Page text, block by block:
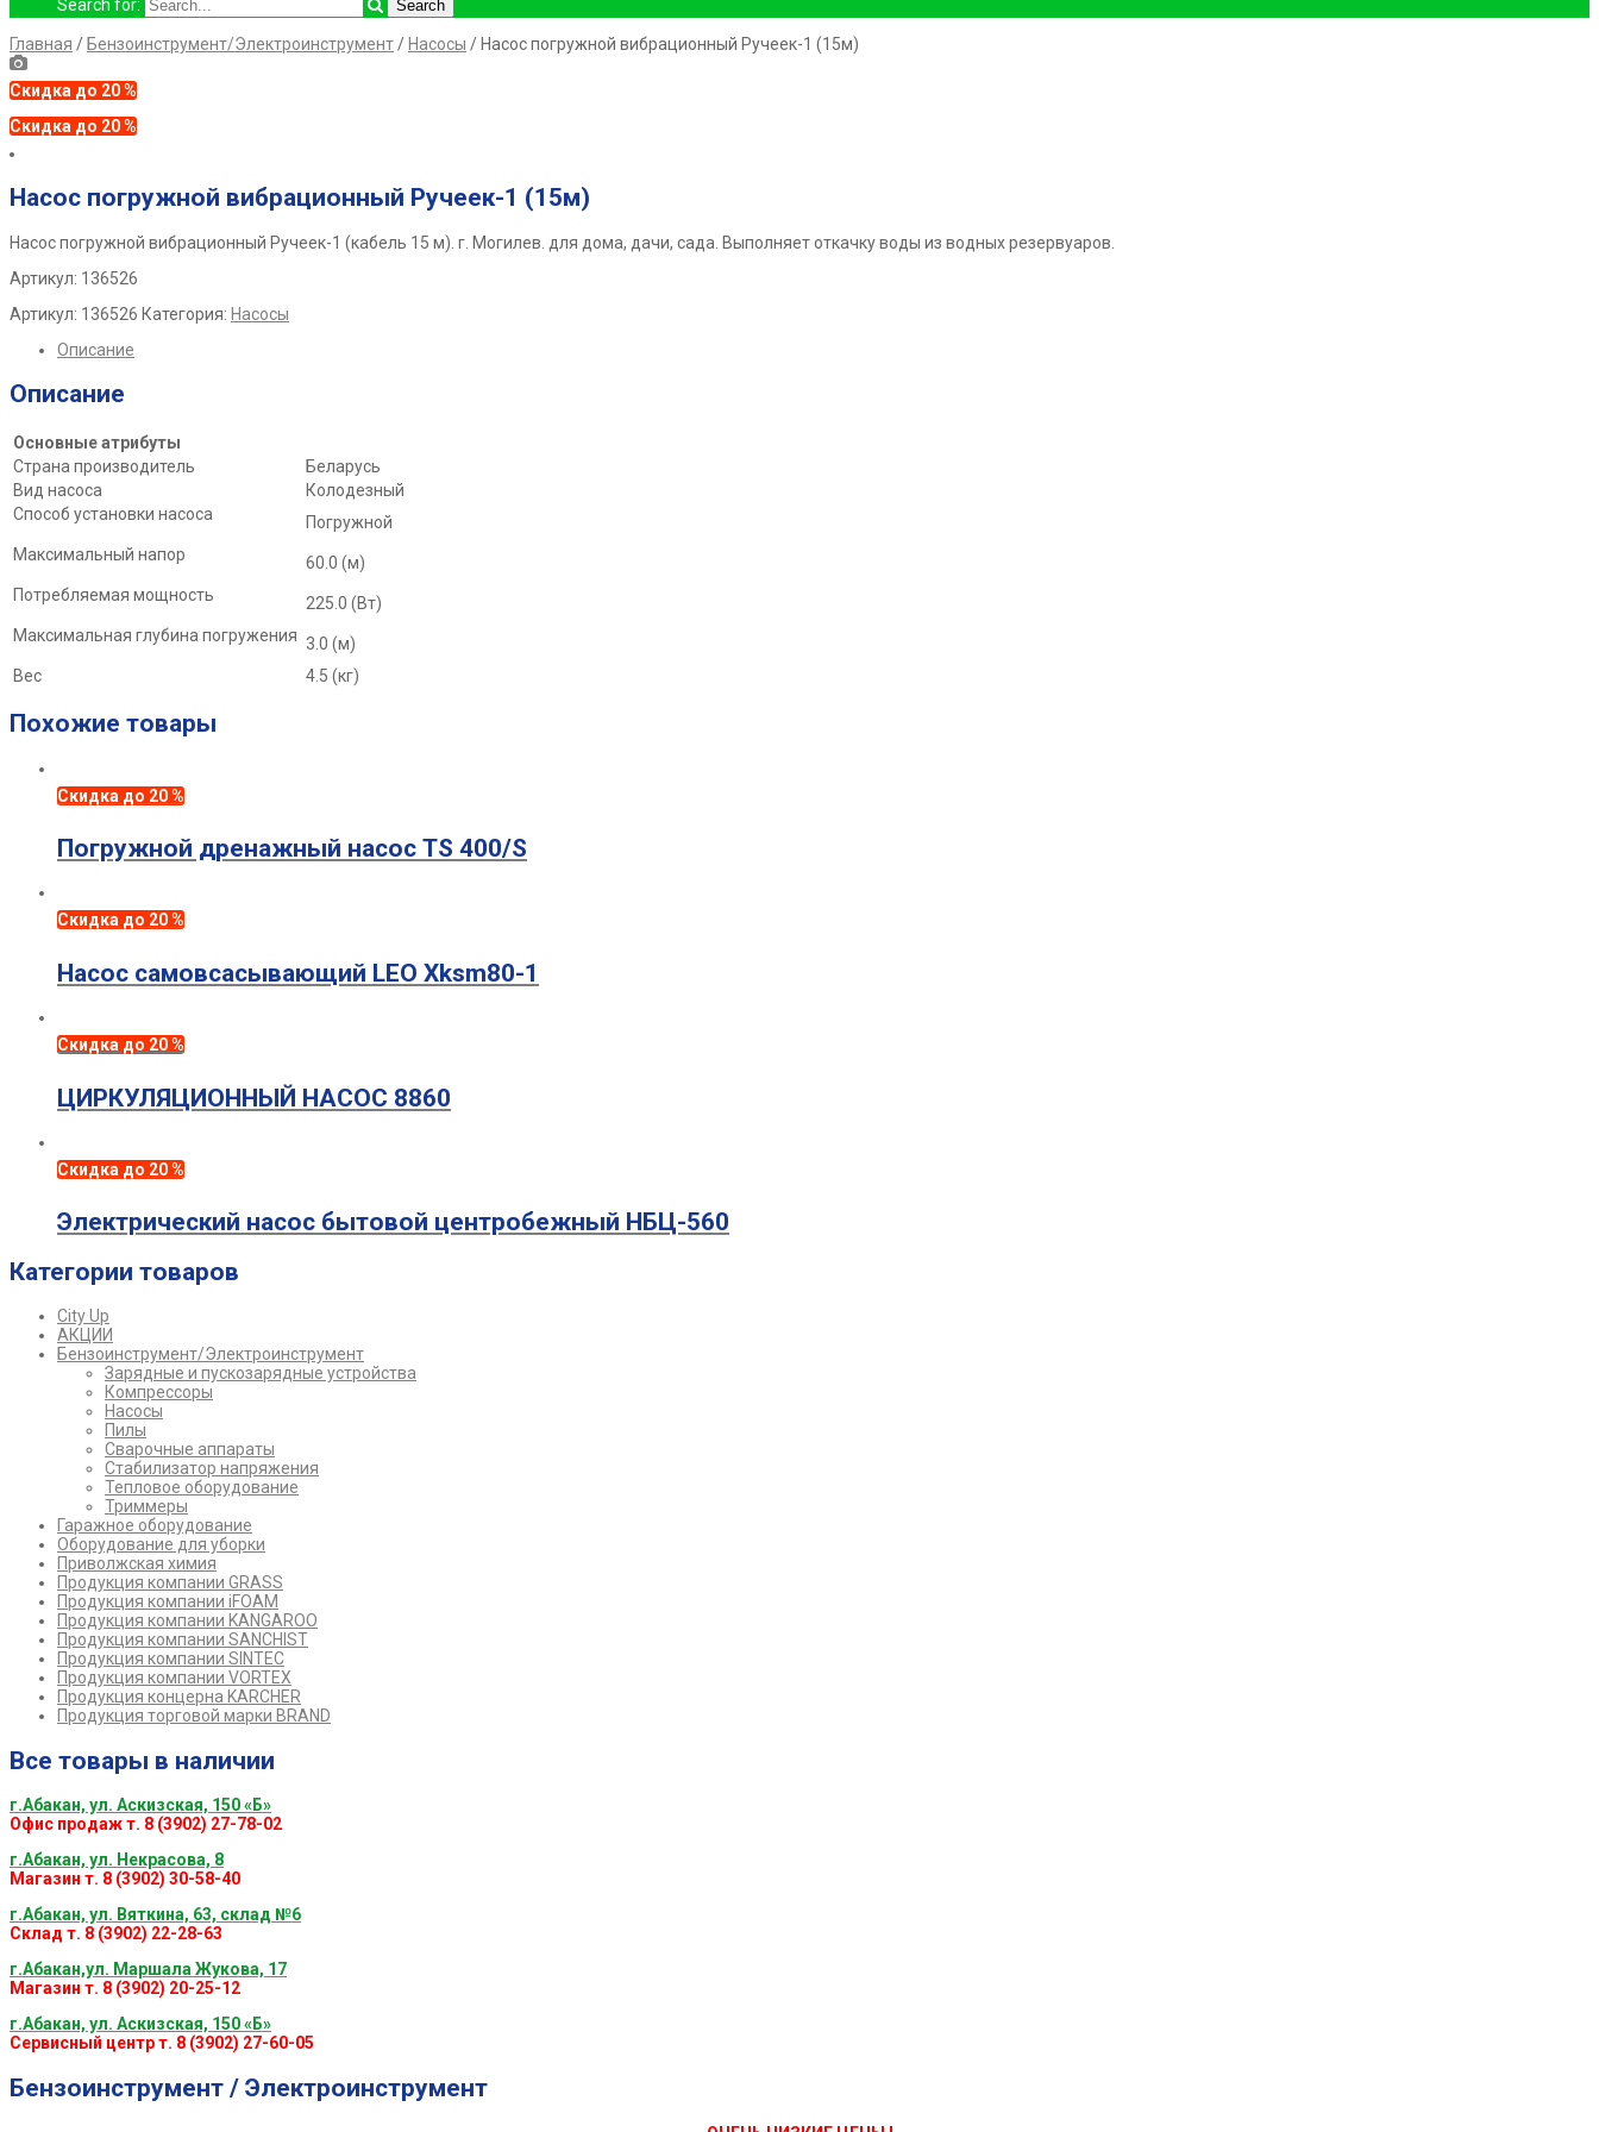
Search for:
Главная / Бензоинструмент/Электроинструмент/ Насосы / Насос погружной вибрационный Ручеек-1 (15м)
Скидка до 20 %
Скидка до 20 %
Насос погружной вибрационный Ручеек-1 (15м)
Насос погружной вибрационный Ручеек-1 (кабель 15 м). г. Могилев. для дома, дачи, сада. Выполняет откачку воды из водных резервуаров.
Артикул: 136526
Артикул: 136526 Категория: Насосы
Описание
Описание
Основные атрибуты
Страна производитель
Беларусь
Вид насоса
Колодезный
Способ установки насоса
Погружной
Максимальный напор
60.0 (м)
Потребляемая мощность
225.0 (Вт)
Максимальная глубина погружения 3.0 (м)
Вес
4.5 (кг)
Похожие товары
Скидка до 20 %
Погружной дренажный насос TS 400/S
Скидка до 20 %
Насос самовсасывающий LEO Xksm80-1
Скидка до 20 %
ЦИРКУЛЯЦИОННЫЙ НАСОС 8860
Скидка до 20 %
Электрический насос бытовой центробежный НБЦ-560
Категории товаров
City Up
АКЦИИ
Бензоинструмент/Электроинструмент
Зарядные и пускозарядные устройства
Компрессоры
Насосы
Пилы
Сварочные аппараты
Стабилизатор напряжения
Тепловое оборудование
Триммеры
Гаражное оборудование
Оборудование для уборки
Приволжская химия
Продукция компании GRASS
Продукция компании iFOAM
Продукция компании KANGAROO
Продукция компании SANCHIST
Продукция компании SINTEC
Продукция компании VORTEX
Продукция концерна KARCHER
Продукция торговой марки BRAND
Все товары в наличии
г.Абакан, ул. Аскизская, 150 «Б»
Офис продаж т. 8 (3902) 27-78-02
г.Абакан, ул. Некрасова, 8
Магазин т. 8 (3902) 30-58-40
г.Абакан, ул. Вяткина, 63, склад №6
Склад т. 8 (3902) 22-28-63
г.Абакан,ул. Маршала Жукова, 17
Магазин т. 8 (3902) 20-25-12
г.Абакан, ул. Аскизская, 150 «Б»
Сервисный центр т. 8 (3902) 27-60-05
Бензоинструмент / Электроинструмент